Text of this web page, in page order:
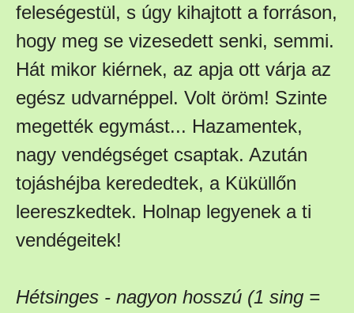
feleségestül, s úgy kihajtott a forráson,
hogy meg se vizesedett senki, semmi.
Hát mikor kiérnek, az apja ott várja az
egész udvarnéppel. Volt öröm! Szinte
megették egymást... Hazamentek,
nagy vendégséget csaptak. Azután
tojáshéjba kerededtek, a Küküllőn
leereszkedtek. Holnap legyenek a ti
vendégeitek!
Hétsinges - nagyon hosszú (1 sing =